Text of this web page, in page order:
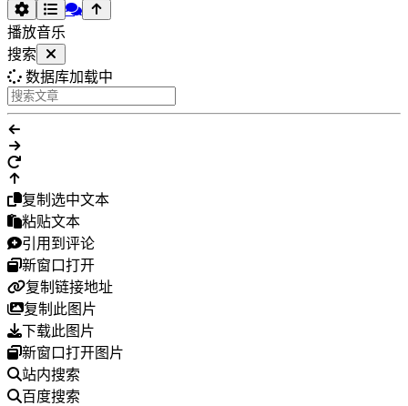
播放音乐
搜索
数据库加载中
复制选中文本
粘贴文本
引用到评论
新窗口打开
复制链接地址
复制此图片
下载此图片
新窗口打开图片
站内搜索
百度搜索